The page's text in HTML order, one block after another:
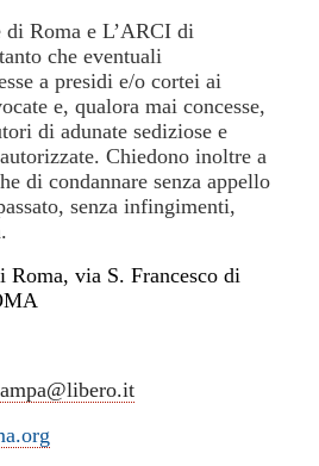
Roma e L’ARCI di
che eventuali
a presidi e/o cortei ai
e, qualora mai concesse,
di adunate sediziose e
Chiedono inoltre a
di condannare senza appello
senza infingimenti,
via S. Francesco di